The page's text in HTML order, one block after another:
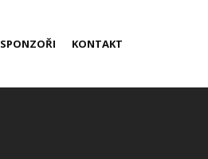
SPONZOŘI KONTAKT